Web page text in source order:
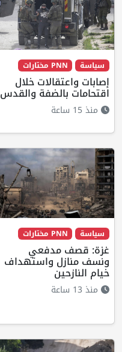
سياسة PNN مختارات
إصابات واعتقالات خلال
اقتحامات بالضفة والقدس
منذ 15 ساعة
سياسة PNN مختارات
غزة: قصف مدفعي
ونسف منازل واستهداف
خيام النازحين
منذ 13 ساعة